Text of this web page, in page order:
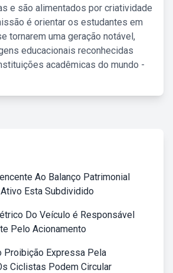
e são alimentados por criatividade
é orientar os estudantes em
tornarem uma geração notável,
educacionais reconhecidas
acadêmicas do mundo -
Ao Balanço Patrimonial
Esta Subdividido
Do Veículo é Responsável
Pelo Acionamento
Proibição Expressa Pela
Ciclistas Podem Circular